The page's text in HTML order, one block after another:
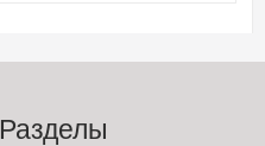
Разделы